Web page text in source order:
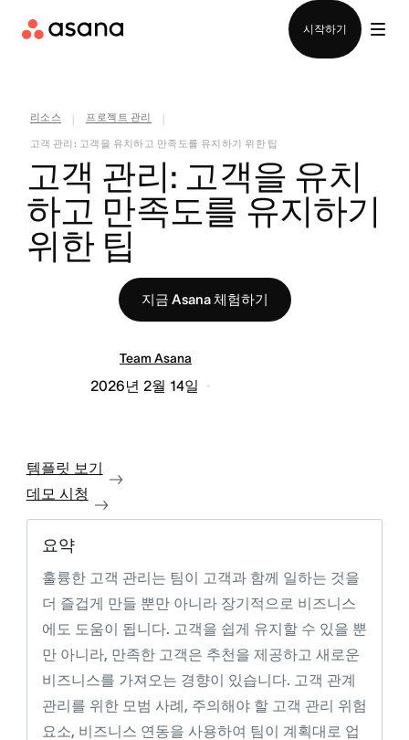
시작하기
리소스 프로젝트 관리
고객 관리: 고객을 유치하고 만족도를 유지하기 위한 팁
고객 관리: 고객을 유치
하고 만족도를 유지하기
위한 팁
지금 Asana 체험하기
Team Asana
2026년 2월 14일
템플릿 보기
데모 시청
요약
훌륭한 고객 관리는 팀이 고객과 함께 일하는 것을
더 즐겁게 만들 뿐만 아니라 장기적으로 비즈니스
에도 도움이 됩니다. 고객을 쉽게 유지할 수 있을 뿐
만 아니라, 만족한 고객은 추천을 제공하고 새로운
비즈니스를 가져오는 경향이 있습니다. 고객 관계
관리를 위한 모범 사례, 주의해야 할 고객 관리 위험
요소, 비즈니스 연동을 사용하여 팀이 계획대로 업